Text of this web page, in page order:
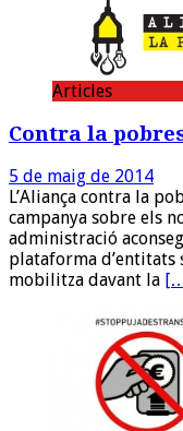
Articles
Contra la
5 de maig de 2014
L’Aliança contra la
campanya sobre els
administració
plataforma d’entitats
mobilitza davant la